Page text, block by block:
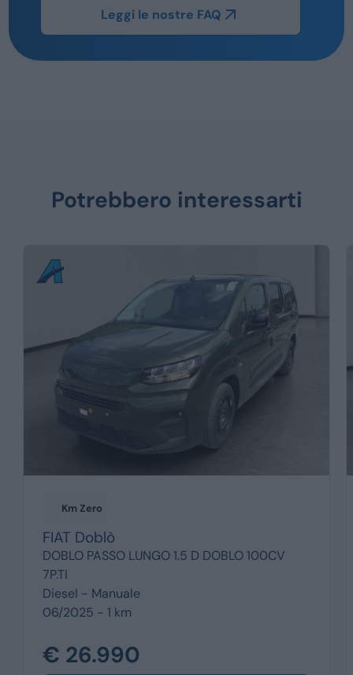
Leggi le nostre FAQ
Potrebbero interessarti
Km Zero
FIAT Doblò
DOBLO PASSO LUNGO 1.5 D DOBLO 100CV
7P.TI
Diesel - Manuale
06/2025 - 1 km
€ 26.990